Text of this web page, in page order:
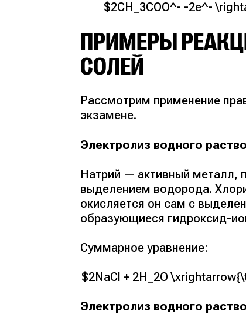
$2CH_3COO^- -2e^-
ПРИМЕРЫ
СОЛЕЙ
Рассмотрим применение
экзамене.
Электролиз водного
Натрий — активный металл,
выделением водорода.
окисляется он сам с
образующиеся гидроксид-
Суммарное уравнение:
$2NaCl + 2H_2O
Электролиз водного